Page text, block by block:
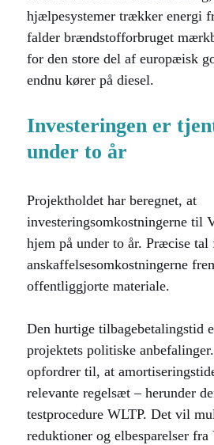
hjælpesystemer trækker energi
falder brændstofforbruget
for den store del af europæisk
endnu kører på diesel.
Investeringen er
under to år
Projektholdet har beregnet, at
investeringsomkostningerne til
hjem på under to år. Præcise tal
anskaffelsesomkostningerne
offentliggjorte materiale.
Den hurtige tilbagebetalingstid
projektets politiske
opfordrer til, at
relevante regelsæt – herunder
testprocedure WLTP. Det vil
reduktioner og elbesparelser